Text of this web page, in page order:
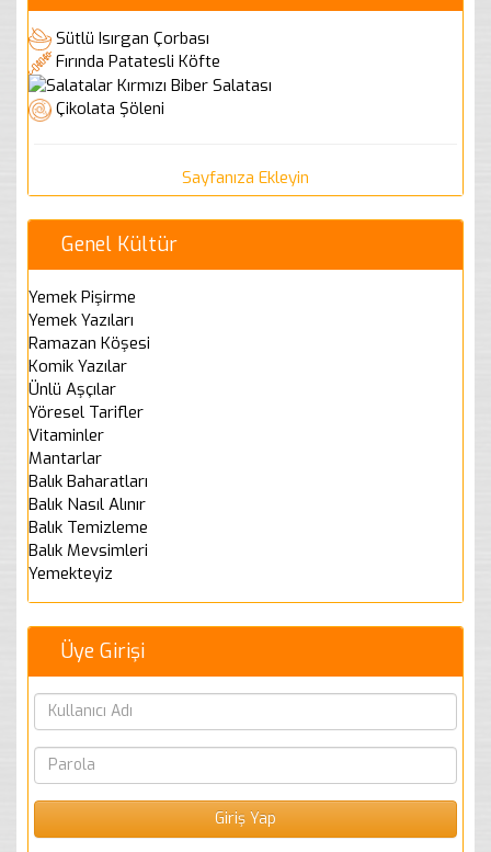
Sütlü Isırgan Çorbası
Fırında Patatesli Köfte
Kırmızı Biber Salatası
Çikolata Şöleni
Sayfanıza Ekleyin
Genel Kültür
Yemek Pişirme
Yemek Yazıları
Ramazan Köşesi
Komik Yazılar
Ünlü Aşçılar
Yöresel Tarifler
Vitaminler
Mantarlar
Balık Baharatları
Balık Nasıl Alınır
Balık Temizleme
Balık Mevsimleri
Yemekteyiz
Üye Girişi